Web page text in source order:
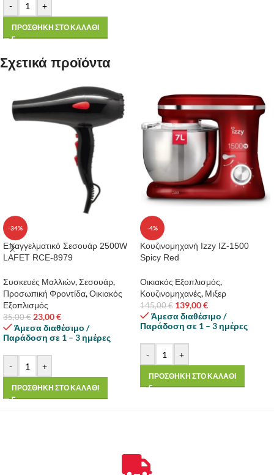
- +
ΠΡΟΣΘΗΚΗ ΣΤΟ ΚΑΛΑΘΙ
Σχετικά προϊόντα
-34%
Επαγγελματικό Σεσουάρ 2500W
LAFET RCE-8979
Συσκευές Μαλλιών,Σεσουάρ,
Προσωπική Φροντίδα,Οικιακός
Εξοπλισμός
35,00€ 23,00€
Άμεσα διαθέσιμο /
Παράδοση σε 1 – 3 ημέρες
- +
ΠΡΟΣΘΗΚΗ ΣΤΟ ΚΑΛΑΘΙ
-4%
Κουζινομηχανή Izzy IZ-1500
Spicy Red
Οικιακός Εξοπλισμός,
Κουζινομηχανές, Μιξερ
145,00€ 139,00€
Άμεσα διαθέσιμο /
Παράδοση σε 1 – 3 ημέρες
- +
ΠΡΟΣΘΗΚΗ ΣΤΟ ΚΑΛΑΘΙ